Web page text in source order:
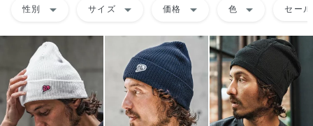
性別 arrow_drop_down サイズ arrow_drop_down 価格 arrow_drop_down 色 arrow_drop_down セール